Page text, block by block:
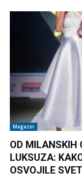
Magazin
OD MILANSKIH
LUKSUZA:
OSVOJILE